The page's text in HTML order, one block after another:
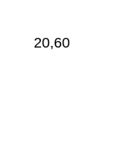
20,60